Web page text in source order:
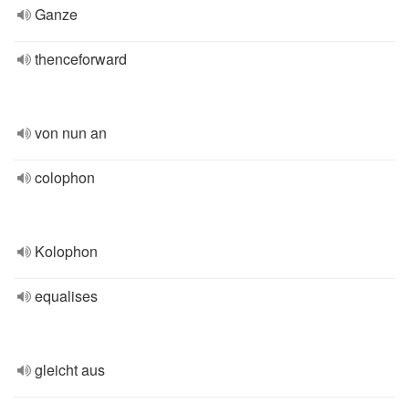
Ganze
thenceforward
von nun an
colophon
Kolophon
equalises
gleicht aus